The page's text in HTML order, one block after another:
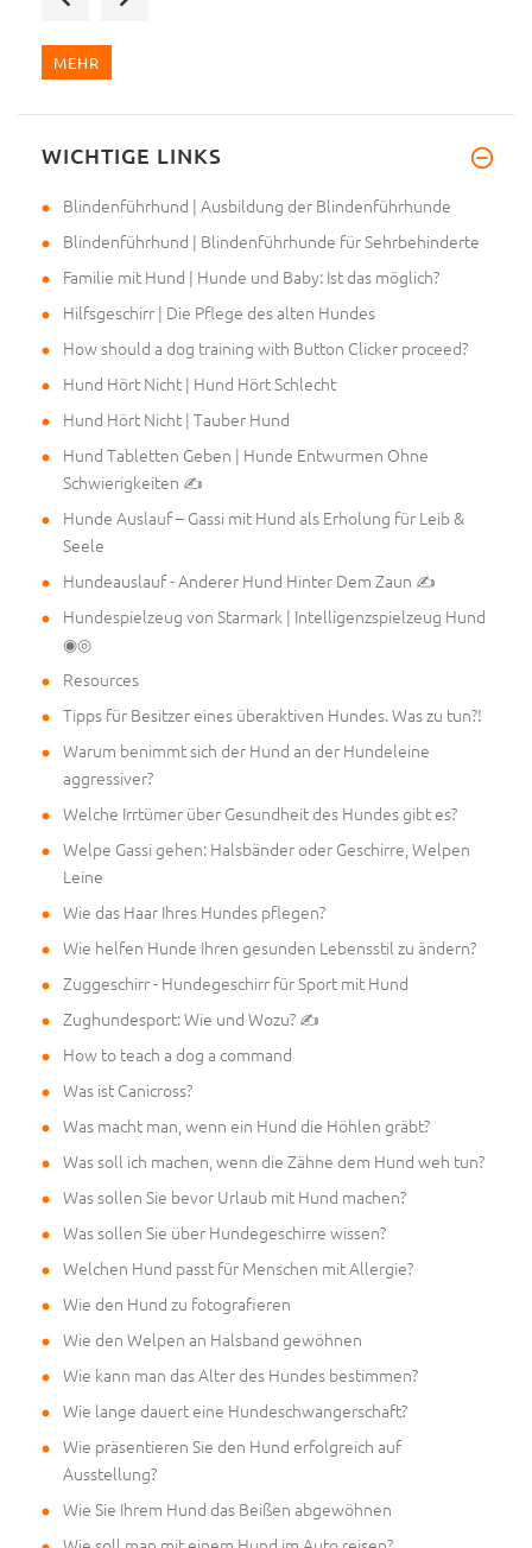
Mein Frauchen hat mir den Maul
MEHR
WICHTIGE LINKS
Blindenführhund | Ausbildung der Blindenführhunde
Blindenführhund | Blindenführhunde für Sehrbehinderte
Familie mit Hund | Hunde und Baby: Ist das möglich?
Hilfsgeschirr | Die Pflege des alten Hundes
How should a dog training with Button Clicker proceed?
Hund Hört Nicht | Hund Hört Schlecht
Hund Hört Nicht | Tauber Hund
Hund Tabletten Geben | Hunde Entwurmen Ohne
Schwierigkeiten ✍
Hunde Auslauf – Gassi mit Hund als Erholung für Leib &
Seele
Hundeauslauf - Anderer Hund Hinter Dem Zaun ✍
Hundespielzeug von Starmark | Intelligenzspielzeug Hund
◉◎
Resources
Tipps für Besitzer eines überaktiven Hundes. Was zu tun?!
Warum benimmt sich der Hund an der Hundeleine
aggressiver?
Welche Irrtümer über Gesundheit des Hundes gibt es?
Welpe Gassi gehen: Halsbänder oder Geschirre, Welpen
Leine
Wie das Haar Ihres Hundes pflegen?
Wie helfen Hunde Ihren gesunden Lebensstil zu ändern?
Zuggeschirr - Hundegeschirr für Sport mit Hund
Zughundesport: Wie und Wozu? ✍
How to teach a dog a command
Was ist Canicross?
Was macht man, wenn ein Hund die Höhlen gräbt?
Was soll ich machen, wenn die Zähne dem Hund weh tun?
Was sollen Sie bevor Urlaub mit Hund machen?
Was sollen Sie über Hundegeschirre wissen?
Welchen Hund passt für Menschen mit Allergie?
Wie den Hund zu fotografieren
Wie den Welpen an Halsband gewöhnen
Wie kann man das Alter des Hundes bestimmen?
Wie lange dauert eine Hundeschwangerschaft?
Wie präsentieren Sie den Hund erfolgreich auf
Ausstellung?
Wie Sie Ihrem Hund das Beißen abgewöhnen